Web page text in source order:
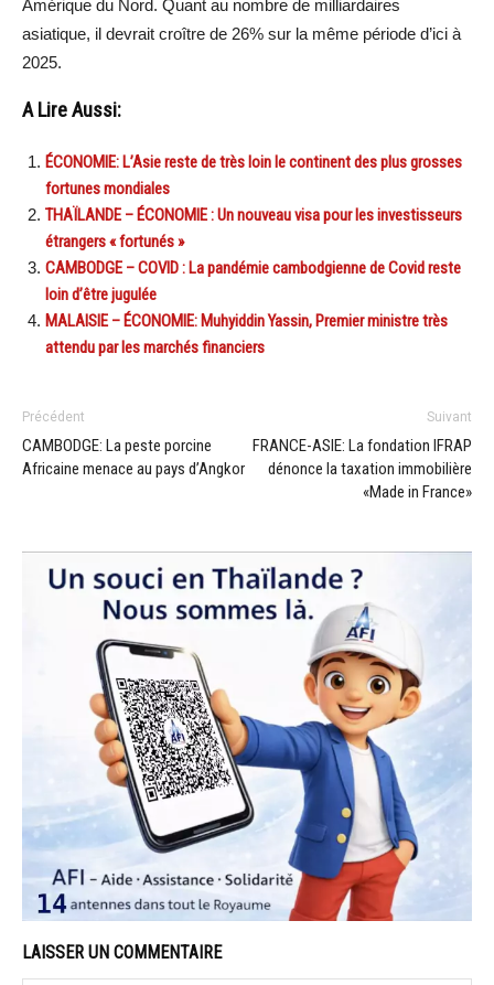
Amérique du Nord. Quant au nombre de milliardaires
asiatique, il devrait croître de 26% sur la même période d’ici à
2025.
A Lire Aussi:
ÉCONOMIE: L’Asie reste de très loin le continent des plus grosses
fortunes mondiales
THAÏLANDE – ÉCONOMIE : Un nouveau visa pour les investisseurs
étrangers « fortunés »
CAMBODGE – COVID : La pandémie cambodgienne de Covid reste
loin d’être jugulée
MALAISIE – ÉCONOMIE: Muhyiddin Yassin, Premier ministre très
attendu par les marchés financiers
Précédent
CAMBODGE: La peste porcine
Africaine menace au pays d’Angkor
Suivant
FRANCE-ASIE: La fondation IFRAP
dénonce la taxation immobilière
«Made in France»
LAISSER UN COMMENTAIRE